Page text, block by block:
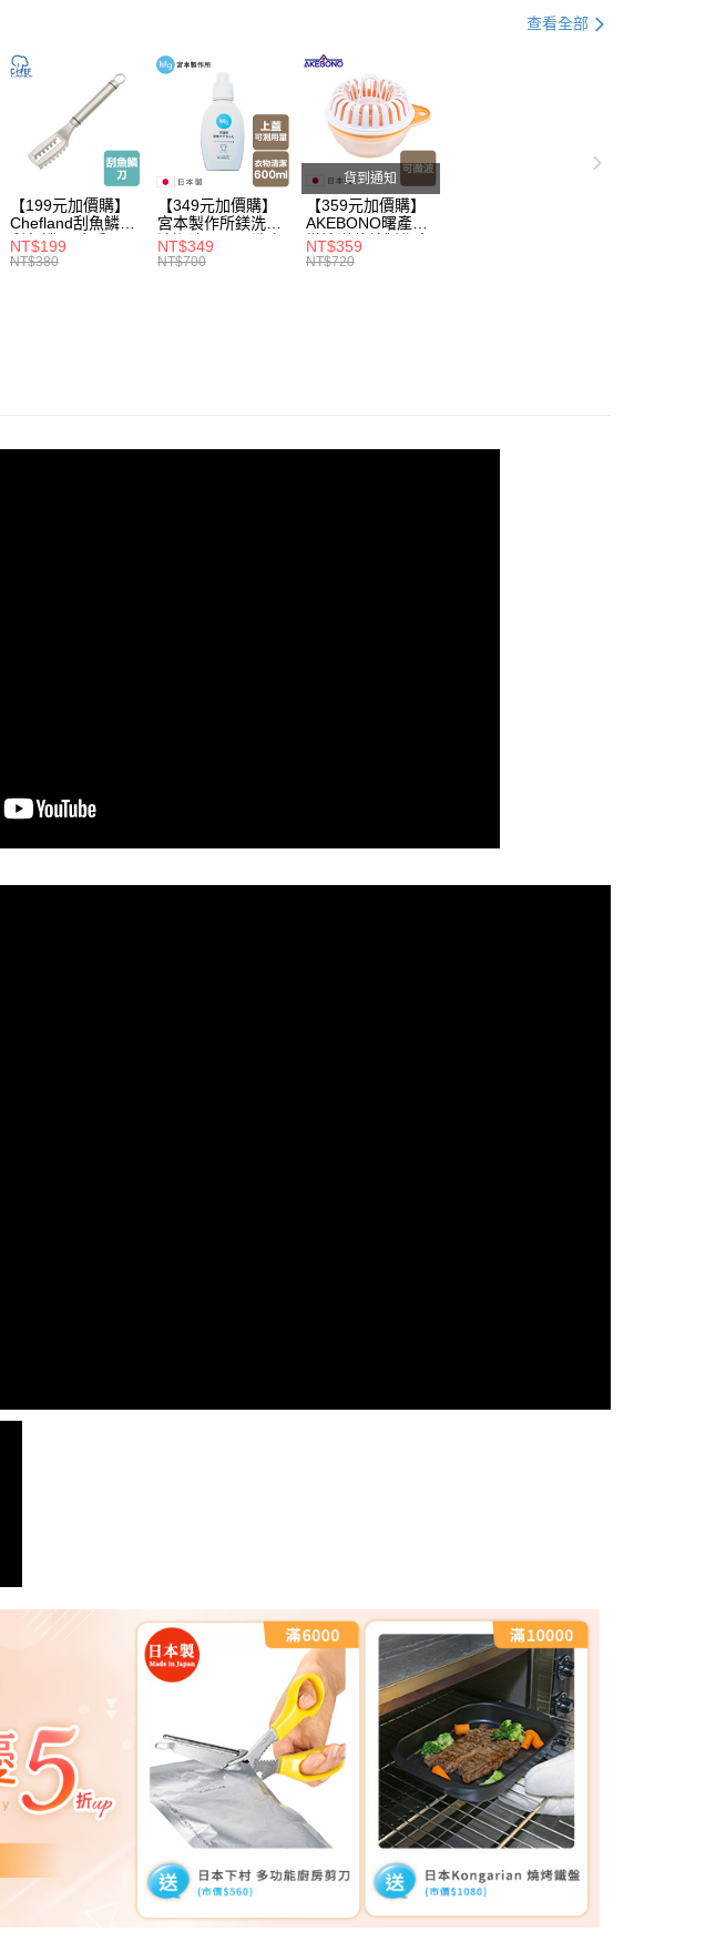
▶父親節下殺5折up｜官網獨家只
【本月主打】 ▶日本熱銷補貨到$299up
【🎉歡慶父親節 瘋殺5折up】
▶【限時加價購$159up】官網獨
家搶購！
【🎉歡慶父親節 瘋殺5折up】 ▶歡慶父親節 ，全館瘋殺5折up
查看全部
【199元加價購】
Chefland刮魚鱗刀/
刮魚鱗器/廚房用
品/料理道具/任二
NT$199
NT$380
【349元加價購】
宮本製作所鎂洗衣
清潔液600ml/洗衣
精/洗衣鎂/洗衣用
NT$349
NT$700
貨到通知
【359元加價購】
AKEBONO曙產業
微波洋芋片製作盒/
料理盒/健康零食/
NT$359
NT$720